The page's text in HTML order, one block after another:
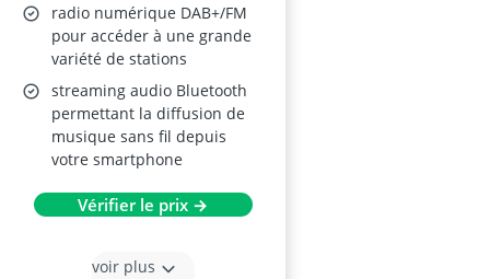
radio numérique DAB+/FM
pour accéder à une grande
variété de stations
streaming audio Bluetooth
permettant la diffusion de
musique sans fil depuis
votre smartphone
Vérifier le prix →
voir plus